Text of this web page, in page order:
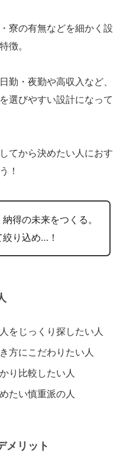
寮の有無などを細かく設
徴。
勤・夜勤や高収入など、
選びやすい設計になって
てから決めたい人におす
！
得の未来をつくる。
り込め…！
をじっくり探したい人
方にこだわりたい人
り比較したい人
たい慎重派の人
メリット